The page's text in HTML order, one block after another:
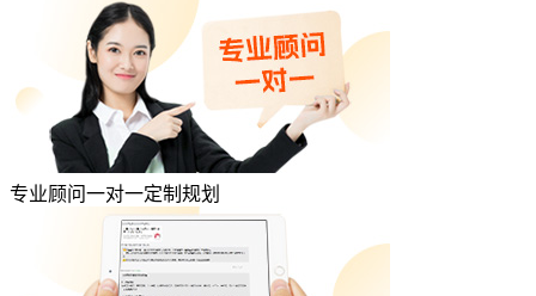
专业顾问一对一定制规划